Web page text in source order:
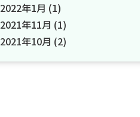
2022年1月 (1)
2021年11月 (1)
2021年10月 (2)